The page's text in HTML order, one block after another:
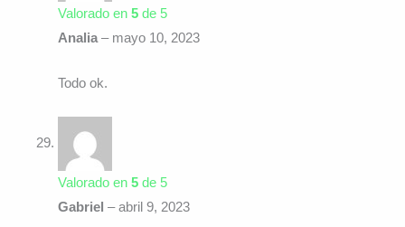
Valorado en 5de 5
Analia – mayo 10, 2023
Todo ok.
Valorado en 5de 5
Gabriel – abril 9, 2023